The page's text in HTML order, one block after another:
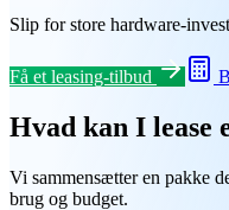
Slip for store hardware-
Få et leasing-tilbud
Hvad kan I lease
Vi sammensætter en pakke
brug og budget.